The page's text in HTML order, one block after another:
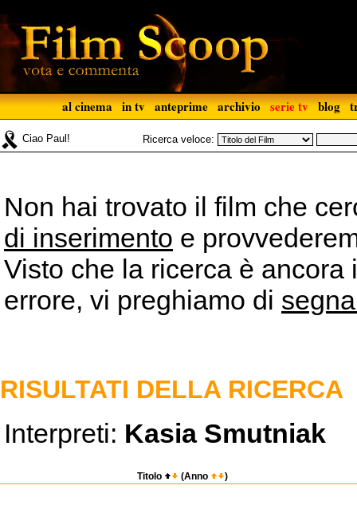
al cinema in tv anteprime archivio serie tv blog
Ciao Paul! Ricerca veloce:
Non hai trovato il film che
di inserimento e
Visto che la ricerca è
errore, vi preghiamo di
RISULTATI DELLA RICERCA
Interpreti: Kasia Smutniak
Titolo (Anno )